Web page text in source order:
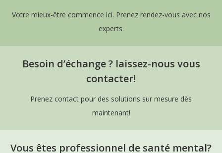
Votre mieux-être commence ici. Prenez rendez-vous avec nos
experts.
Besoin d’échange ? laissez-nous vous
contacter!
Prenez contact pour des solutions sur mesure dès
maintenant!
Vous êtes professionnel de santé mental?